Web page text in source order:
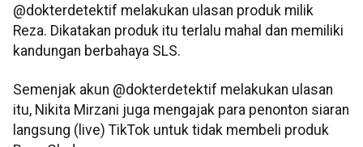
@dokterdetektif melakukan ulasan produk milik
Reza. Dikatakan produk itu terlalu mahal dan memiliki
kandungan berbahaya SLS.
Semenjak akun @dokterdetektif melakukan ulasan
itu, Nikita Mirzani juga mengajak para penonton siaran
langsung (live) TikTok untuk tidak membeli produk